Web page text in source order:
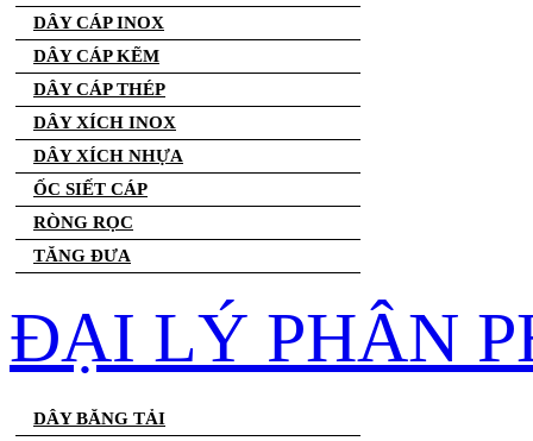
DÂY CÁP INOX
DÂY CÁP KẼM
DÂY CÁP THÉP
DÂY XÍCH INOX
DÂY XÍCH NHỰA
ỐC SIẾT CÁP
RÒNG RỌC
TĂNG ĐƯA
ĐẠI LÝ PHÂN
DÂY BĂNG TẢI